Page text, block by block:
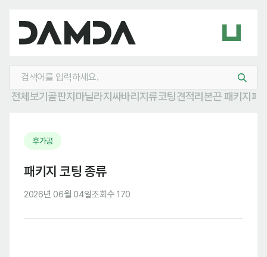
전체보기골판지 마닐라지 싸바리 지류코팅견적리본끈 패키지 패
후가공
패키지 코팅 종류
2026년 06월 04일조회수 170